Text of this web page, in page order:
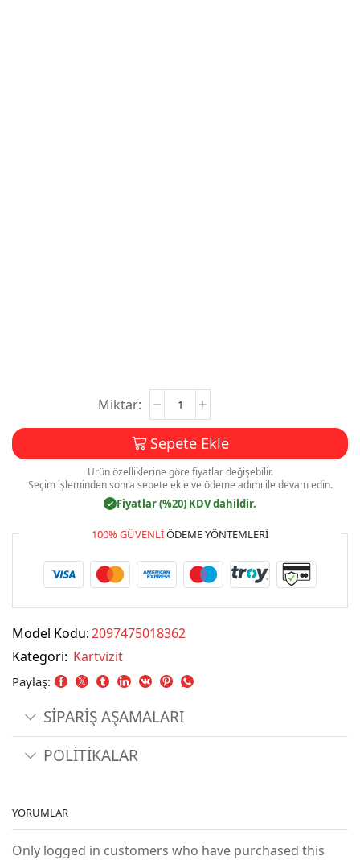
Kartvizit
Baskı
Mdl:V064
adet
Sepete Ekle
Ürün özelliklerine göre fiyatlar değişebilir.
Seçim işleminden sonra sepete ekle ve ödeme adımı ile devam edin.
✓ Fiyatlar (%20) KDV dahildir.
100% GÜVENLIÖDEME YÖNTEMLERI
Model Kodu:2097475018362
Kategori: Kartvizit
Paylaş:
SİPARİŞ AŞAMALARI
POLİTİKALAR
YORUMLAR
Only logged in customers who have purchased this